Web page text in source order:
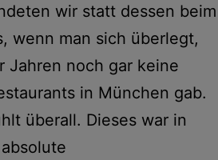
wir statt dessen beim
wenn man sich überlegt,
Jahren noch gar keine
in München gab.
überall. Dieses war in